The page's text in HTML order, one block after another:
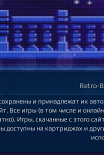
Retro-
и принадлежат их
Все игры (в том числе и
Игры, скачанные с этого
на картриджах и